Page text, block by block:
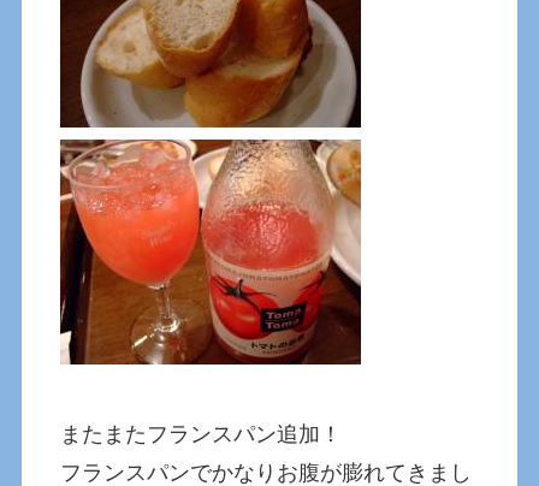
またまたフランスパン追加！
フランスパンでかなりお腹が膨れてきまし